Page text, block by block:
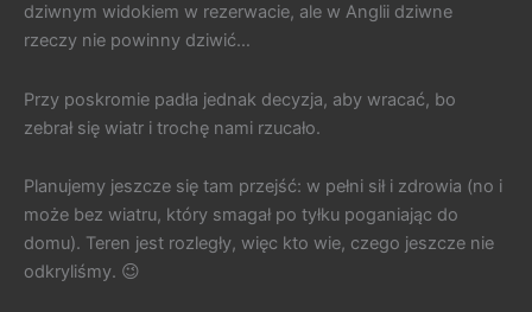
dziwnym widokiem w rezerwacie, ale w Anglii dziwne
rzeczy nie powinny dziwić…
Przy poskromie padła jednak decyzja, aby wracać, bo
zebrał się wiatr i trochę nami rzucało.
Planujemy jeszcze się tam przejść: w pełni sił i zdrowia (no i
może bez wiatru, który smagał po tyłku poganiając do
domu). Teren jest rozległy, więc kto wie, czego jeszcze nie
odkryliśmy. 😉